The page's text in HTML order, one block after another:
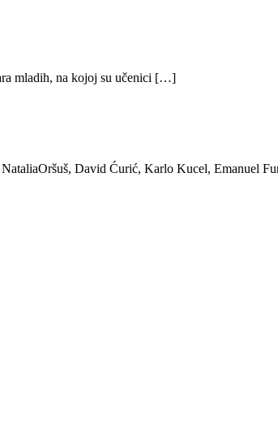
mladih, na kojoj su učenici […]
David Ćurić, Karlo Kucel, Emanuel